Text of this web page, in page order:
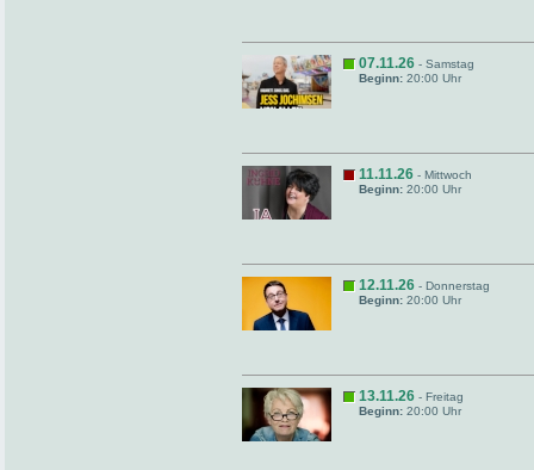
07.11.26 - Samstag
Beginn: 20:00 Uhr
11.11.26 - Mittwoch
Beginn: 20:00 Uhr
12.11.26 - Donnerstag
Beginn: 20:00 Uhr
13.11.26 - Freitag
Beginn: 20:00 Uhr